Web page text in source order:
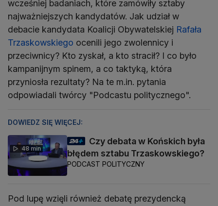
wcześniej badaniach, które zamówiły sztaby
najważniejszych kandydatów. Jak udział w
debacie kandydata Koalicji Obywatelskiej Rafała
Trzaskowskiego ocenili jego zwolennicy i
przeciwnicy? Kto zyskał, a kto stracił? I co było
kampanijnym spinem, a co taktyką, która
przyniosła rezultaty? Na te m.in. pytania
odpowiadali twórcy "Podcastu politycznego".
48 min
DOWIEDZ SIĘ WIĘCEJ:
Czy debata w Końskich była
błędem sztabu Trzaskowskiego?
PODCAST POLITYCZNY
Pod lupę wzięli również debatę prezydencką